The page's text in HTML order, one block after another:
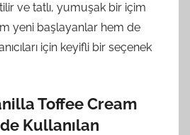
ve tatlı, yumuşak bir içim
yeni başlayanlar hem de
için keyifli bir seçenek
Toffee Cream
Kullanılan